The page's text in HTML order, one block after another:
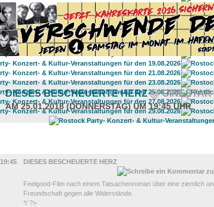
DIESES BESCHEUERTE HERZ@
AM 25.01.2018 (DONNERSTAG) UM 19:45 UHR
19:45
DIESES BESCHEUERTE HERZ
Feelgood-Film nach einem Tatsachenroman über eine ziemlich
Freundschaft gegen alle Widerstände.
*/ ?>